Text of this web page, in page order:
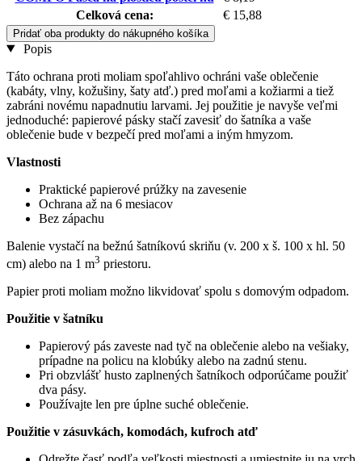
Celková cena:
€ 15,88
Pridať oba produkty do nákupného košíka
Popis
Táto ochrana proti moliam spoľahlivo ochráni vaše oblečenie
(kabáty, vlny, kožušiny, šaty atď.) pred moľami a kožiarmi a tiež
zabráni novému napadnutiu larvami. Jej použitie je navyše veľmi
jednoduché: papierové pásky stačí zavesiť do šatníka a vaše
oblečenie bude v bezpečí pred moľami a iným hmyzom.
Vlastnosti
Praktické papierové prúžky na zavesenie
Ochrana až na 6 mesiacov
Bez zápachu
Balenie vystačí na bežnú šatníkovú skriňu (v. 200 x š. 100 x hl. 50
cm) alebo na 1 m3 priestoru.
Papier proti moliam možno likvidovať spolu s domovým odpadom.
Použitie v šatníku
Papierový pás zaveste nad tyč na oblečenie alebo na vešiaky,
prípadne na policu na klobúky alebo na zadnú stenu.
Pri obzvlášť husto zaplnených šatníkoch odporúčame použiť
dva pásy.
Používajte len pre úplne suché oblečenie.
Použitie v zásuvkách, komodách, kufroch atď